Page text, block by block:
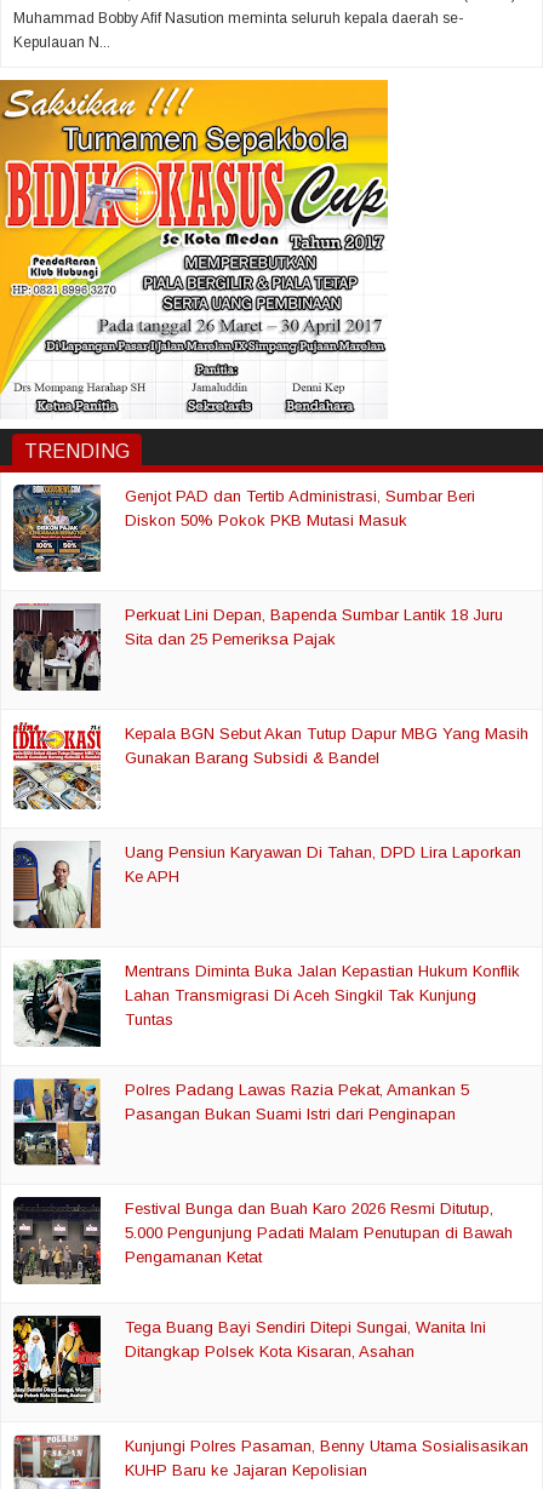
Muhammad Bobby Afif Nasution meminta seluruh kepala daerah se-
Kepulauan N...
TRENDING
Genjot PAD dan Tertib Administrasi, Sumbar Beri
Diskon 50% Pokok PKB Mutasi Masuk
Perkuat Lini Depan, Bapenda Sumbar Lantik 18 Juru
Sita dan 25 Pemeriksa Pajak
Kepala BGN Sebut Akan Tutup Dapur MBG Yang Masih
Gunakan Barang Subsidi & Bandel
Uang Pensiun Karyawan Di Tahan, DPD Lira Laporkan
Ke APH
Mentrans Diminta Buka Jalan Kepastian Hukum Konflik
Lahan Transmigrasi Di Aceh Singkil Tak Kunjung
Tuntas
Polres Padang Lawas Razia Pekat, Amankan 5
Pasangan Bukan Suami Istri dari Penginapan
Festival Bunga dan Buah Karo 2026 Resmi Ditutup,
5.000 Pengunjung Padati Malam Penutupan di Bawah
Pengamanan Ketat
Tega Buang Bayi Sendiri Ditepi Sungai, Wanita Ini
Ditangkap Polsek Kota Kisaran, Asahan
Kunjungi Polres Pasaman, Benny Utama Sosialisasikan
KUHP Baru ke Jajaran Kepolisian